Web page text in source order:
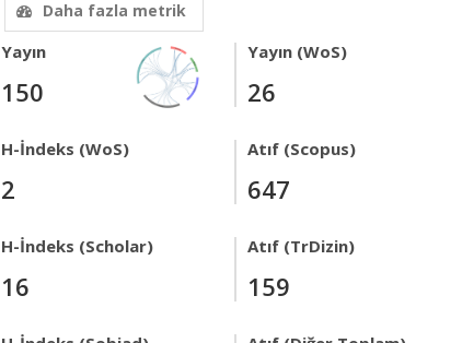
Daha fazla metrik
Yayın
150
Yayın (WoS)
26
H-İndeks (WoS)
2
Atıf (Scopus)
647
H-İndeks (Scholar)
16
Atıf (TrDizin)
159